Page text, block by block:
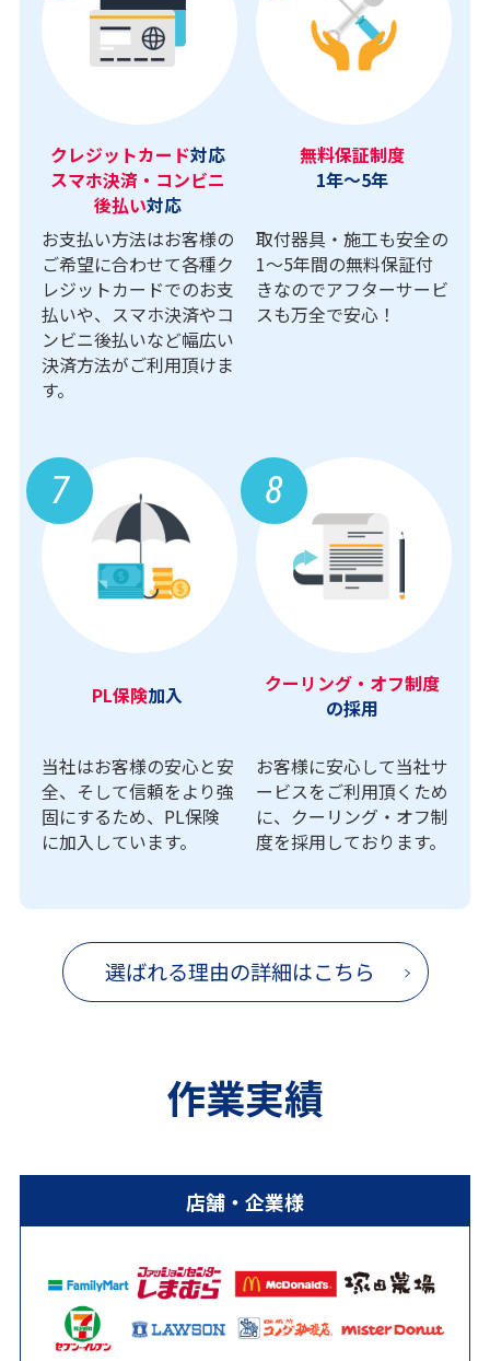
クレジットカード対応
スマホ決済・コンビニ
後払い対応
お支払い方法はお客様の
ご希望に合わせて各種ク
レジットカードでのお支
払いや、スマホ決済やコ
ンビニ後払いなど幅広い
決済方法がご利用頂けま
す。
無料保証制度
1年～5年
取付器具・施工も安全の
1〜5年間の無料保証付
きなのでアフターサービ
スも万全で安心！
7
PL保険加入
当社はお客様の安心と安
全、そして信頼をより強
固にするため、PL保険
に加入しています。
8
クーリング・オフ制度
の採用
お客様に安心して当社サ
ービスをご利用頂くため
に、クーリング・オフ制
度を採用しております。
選ばれる理由の詳細はこちら
作業実績
店舗・企業様